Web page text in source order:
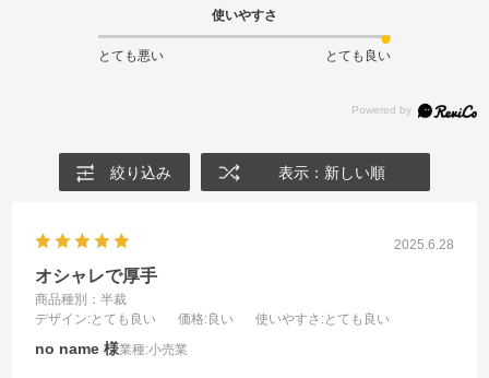
使いやすさ
とても悪い とても良い
絞り込み 表示：新しい順
2025.6.28
オシャレで厚手
商品種別：半裁
デザイン:とても良い 価格:良い 使いやすさ :とても良い
no name 業種:小売業